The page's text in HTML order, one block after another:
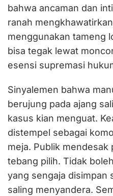
bahwa ancaman dan
ranah
menggunakan tameng
bisa tegak lewat
esensi supremasi
Sinyalemen bahwa
berujung pada ajang
kasus kian menguat.
distempel sebagai
meja. Publik mendesak
tebang pilih. Tidak
yang sengaja disimpan
saling menyandera.